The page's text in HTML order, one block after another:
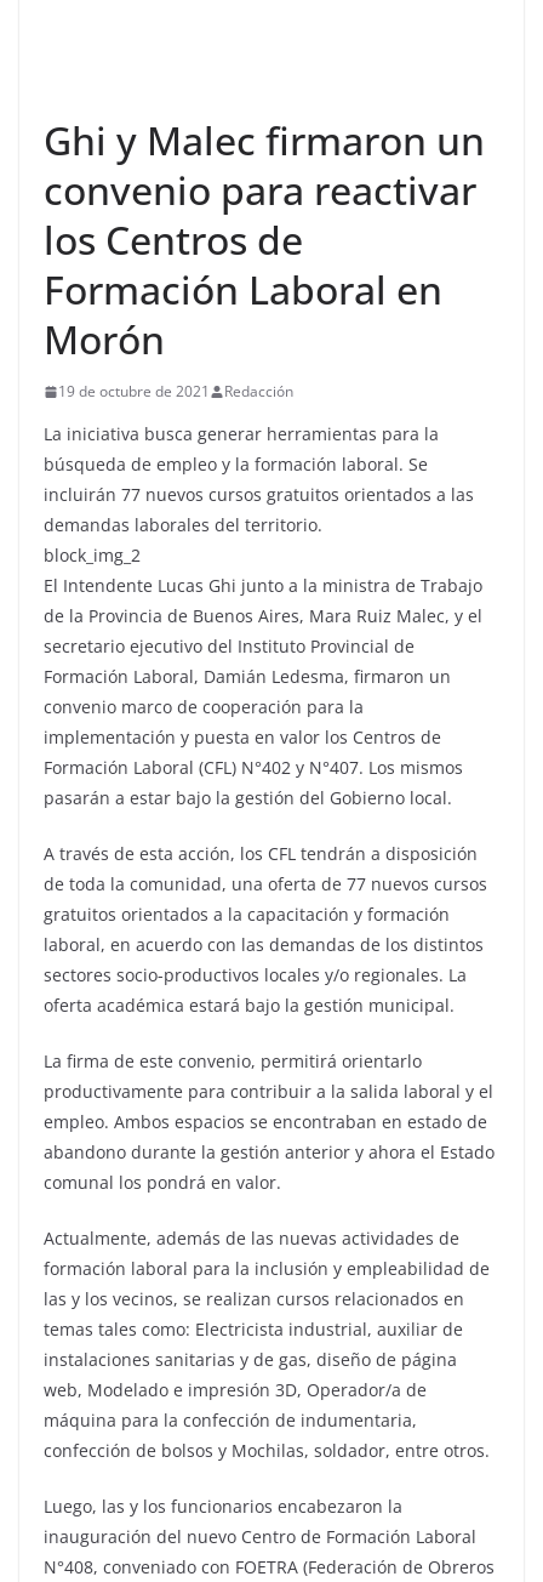
Ghi y Malec firmaron un
convenio para reactivar
los Centros de
Formación Laboral en
Morón
19 de octubre de 2021 Redacción
La iniciativa busca generar herramientas para la
búsqueda de empleo y la formación laboral. Se
incluirán 77 nuevos cursos gratuitos orientados a las
demandas laborales del territorio.
block_img_2
El Intendente Lucas Ghi junto a la ministra de Trabajo
de la Provincia de Buenos Aires, Mara Ruiz Malec, y el
secretario ejecutivo del Instituto Provincial de
Formación Laboral, Damián Ledesma, firmaron un
convenio marco de cooperación para la
implementación y puesta en valor los Centros de
Formación Laboral (CFL) N°402 y N°407. Los mismos
pasarán a estar bajo la gestión del Gobierno local.
A través de esta acción, los CFL tendrán a disposición
de toda la comunidad, una oferta de 77 nuevos cursos
gratuitos orientados a la capacitación y formación
laboral, en acuerdo con las demandas de los distintos
sectores socio-productivos locales y/o regionales. La
oferta académica estará bajo la gestión municipal.
La firma de este convenio, permitirá orientarlo
productivamente para contribuir a la salida laboral y el
empleo. Ambos espacios se encontraban en estado de
abandono durante la gestión anterior y ahora el Estado
comunal los pondrá en valor.
Actualmente, además de las nuevas actividades de
formación laboral para la inclusión y empleabilidad de
las y los vecinos, se realizan cursos relacionados en
temas tales como: Electricista industrial, auxiliar de
instalaciones sanitarias y de gas, diseño de página
web, Modelado e impresión 3D, Operador/a de
máquina para la confección de indumentaria,
confección de bolsos y Mochilas, soldador, entre otros.
Luego, las y los funcionarios encabezaron la
inauguración del nuevo Centro de Formación Laboral
N°408, conveniado con FOETRA (Federación de Obreros